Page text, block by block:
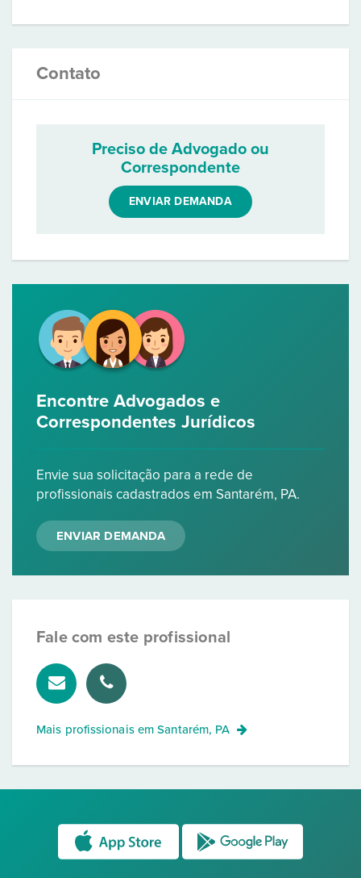
Contato
Preciso de Advogado ou
Correspondente
ENVIAR DEMANDA
Encontre Advogados e
Correspondentes Jurídicos
Envie sua solicitação para a rede de
profissionais cadastrados em Santarém, PA.
ENVIAR DEMANDA
Fale com este profissional
Mais profissionais emSantarém, PA